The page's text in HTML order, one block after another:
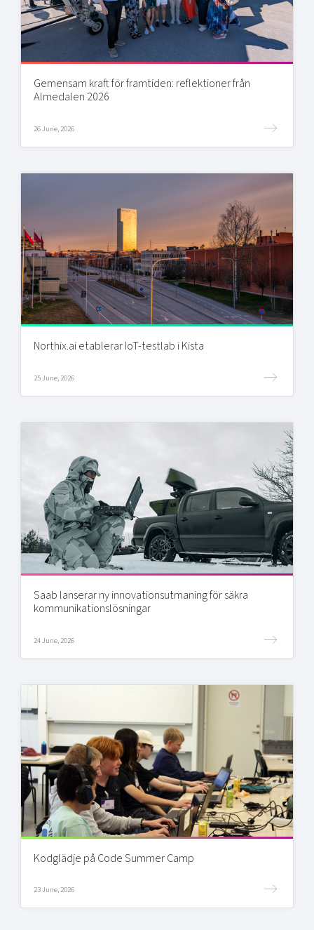
Gemensam kraft för framtiden: reflektioner från
Almedalen 2026
26 June, 2026
Northix.ai etablerar IoT-testlab i Kista
25 June, 2026
Saab lanserar ny innovationsutmaning för säkra
kommunikationslösningar
24 June, 2026
Kodglädje på Code Summer Camp
23 June, 2026